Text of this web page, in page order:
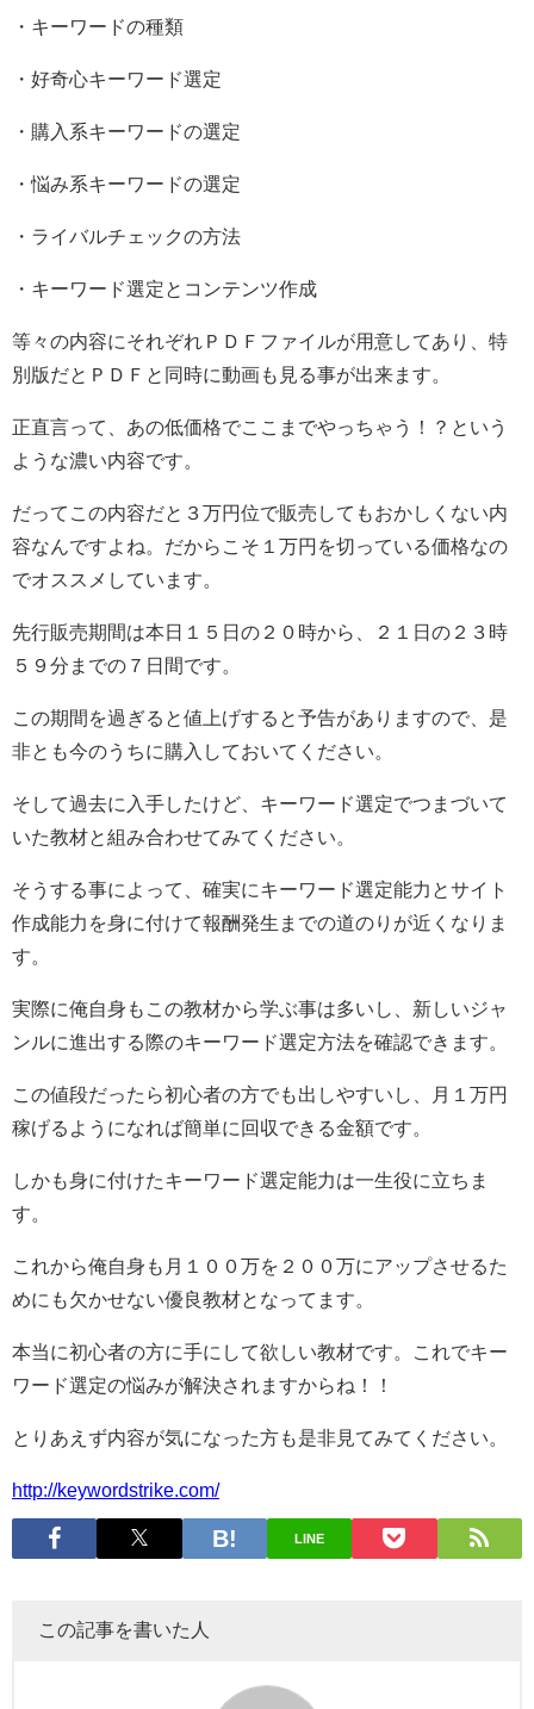
・キーワードの種類
・好奇心キーワード選定
・購入系キーワードの選定
・悩み系キーワードの選定
・ライバルチェックの方法
・キーワード選定とコンテンツ作成
等々の内容にそれぞれＰＤＦファイルが用意してあり、特
別版だとＰＤＦと同時に動画も見る事が出来ます。
正直言って、あの低価格でここまでやっちゃう！？という
ような濃い内容です。
だってこの内容だと３万円位で販売してもおかしくない内
容なんですよね。だからこそ１万円を切っている価格なの
でオススメしています。
先行販売期間は本日１５日の２０時から、２１日の２３時
５９分までの７日間です。
この期間を過ぎると値上げすると予告がありますので、是
非とも今のうちに購入しておいてください。
そして過去に入手したけど、キーワード選定でつまづいて
いた教材と組み合わせてみてください。
そうする事によって、確実にキーワード選定能力とサイト
作成能力を身に付けて報酬発生までの道のりが近くなりま
す。
実際に俺自身もこの教材から学ぶ事は多いし、新しいジャ
ンルに進出する際のキーワード選定方法を確認できます。
この値段だったら初心者の方でも出しやすいし、月１万円
稼げるようになれば簡単に回収できる金額です。
しかも身に付けたキーワード選定能力は一生役に立ちま
す。
これから俺自身も月１００万を２００万にアップさせるた
めにも欠かせない優良教材となってます。
本当に初心者の方に手にして欲しい教材です。これでキー
ワード選定の悩みが解決されますからね！！
とりあえず内容が気になった方も是非見てみてください。
http://keywordstrike.com/
LINE
この記事を書いた人